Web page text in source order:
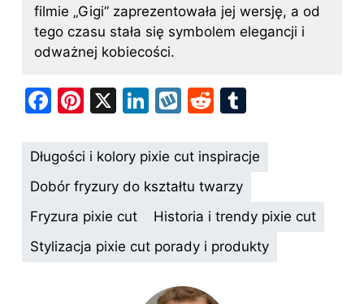
filmie „Gigi” zaprezentowała jej wersję, a od
tego czasu stała się symbolem elegancji i
odważnej kobiecości.
F
c
e
o
o
Pi
er
e
st
X
Li
k
e
dI
n
W
k
o
p
R
d
di
t
m
r
Długości i kolory pixie cut inspiracje
Dobór fryzury do kształtu twarzy
Fryzura pixie cut
Historia i trendy pixie cut
Stylizacja pixie cut porady i produkty